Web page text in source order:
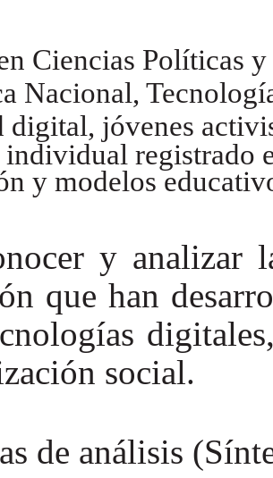
Ciencias Políticas
Nacional,
digital, jóvenes
registrado
y modelos
y analizar
que han
social.
de análisis